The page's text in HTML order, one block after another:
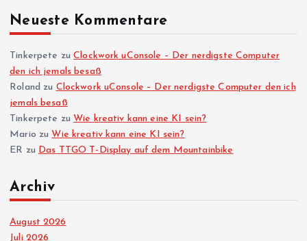
Neueste Kommentare
Tinkerpete zuClockwork uConsole – Der nerdigste Computer
den ich jemals besaß
Roland zu Clockwork uConsole – Der nerdigste Computer den ich
jemals besaß
Tinkerpete zu Wie kreativ kann eine KI sein?
Mario zu Wie kreativ kann eine KI sein?
ER zu Das TTGO T-Display auf dem Mountainbike
Archiv
August 2026
Juli 2026